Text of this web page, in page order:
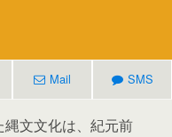
Mail SMS
縄文文化は、紀元前